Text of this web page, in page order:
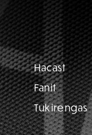
Hacast
Fanit
Tukirengas